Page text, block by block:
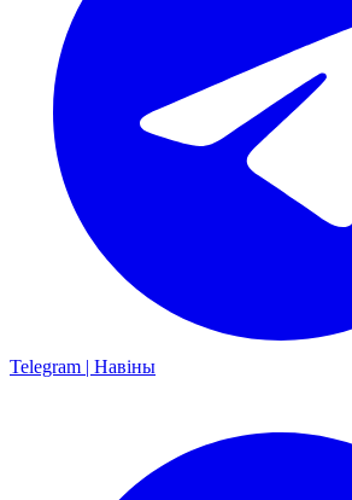
Telegram | Навіны